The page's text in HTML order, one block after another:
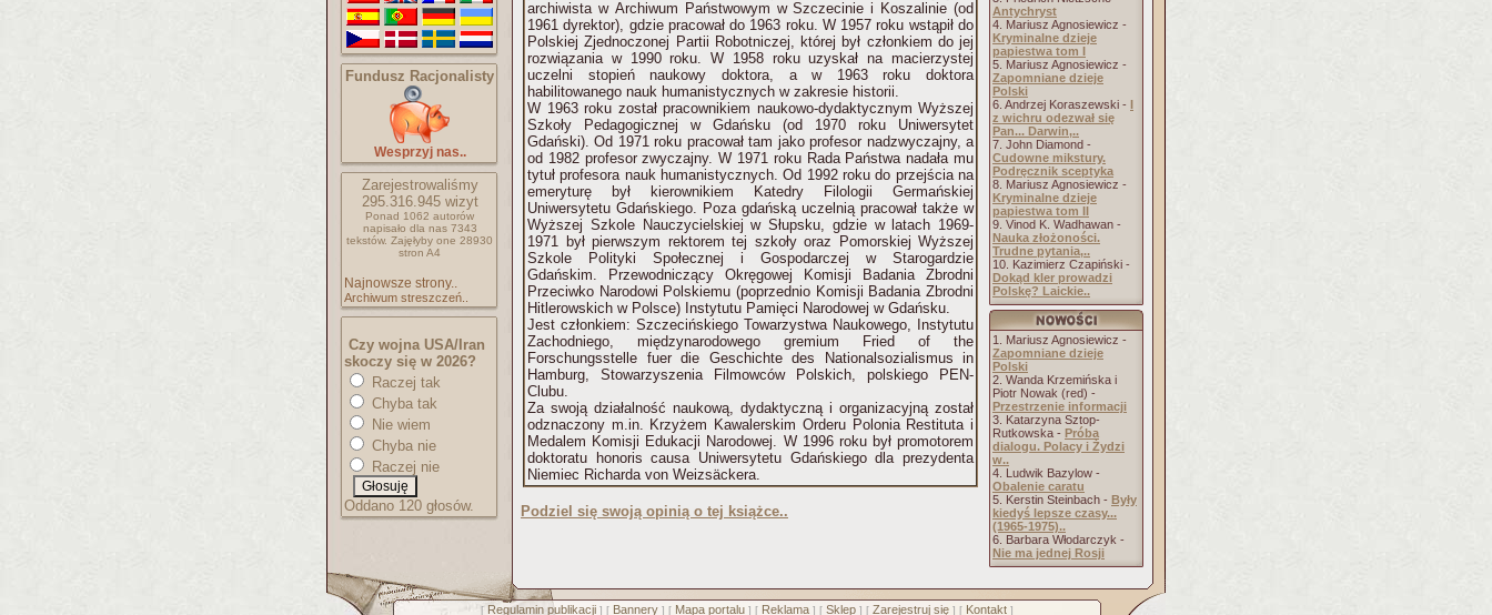
Fundusz Racjonalisty
Wesprzyj nas..
Zarejestrowaliśmy
295.316.945wizyt
Ponad 1062 autorów
napisało dla nas 7343
tekstów. Zajęłyby one 28930
stron A4
Najnowsze strony..
Archiwum streszczeń..
Czy wojna USA/Iran
skoczy się w 2026?
Raczej tak
Chyba tak
Nie wiem
Chyba nie
Raczej nie
Oddano 120 głosów.
archiwista w Archiwum Państwowym w Szczecinie i Koszalinie (od
1961 dyrektor), gdzie pracował do 1963 roku. W 1957 roku wstąpił do
Polskiej Zjednoczonej Partii Robotniczej, której był członkiem do jej
rozwiązania w 1990 roku. W 1958 roku uzyskał na macierzystej
uczelni stopień naukowy doktora, a w 1963 roku doktora
habilitowanego nauk humanistycznych w zakresie historii.
W 1963 roku został pracownikiem naukowo-dydaktycznym Wyższej
Szkoły Pedagogicznej w Gdańsku (od 1970 roku Uniwersytet
Gdański). Od 1971 roku pracował tam jako profesor nadzwyczajny, a
od 1982 profesor zwyczajny. W 1971 roku Rada Państwa nadała mu
tytuł profesora nauk humanistycznych. Od 1992 roku do przejścia na
emeryturę był kierownikiem Katedry Filologii Germańskiej
Uniwersytetu Gdańskiego. Poza gdańską uczelnią pracował także w
Wyższej Szkole Nauczycielskiej w Słupsku, gdzie w latach 1969-
1971 był pierwszym rektorem tej szkoły oraz Pomorskiej Wyższej
Szkole Polityki Społecznej i Gospodarczej w Starogardzie
Gdańskim. Przewodniczący Okręgowej Komisji Badania Zbrodni
Przeciwko Narodowi Polskiemu (poprzednio Komisji Badania Zbrodni
Hitlerowskich w Polsce) Instytutu Pamięci Narodowej w Gdańsku.
Jest członkiem: Szczecińskiego Towarzystwa Naukowego, Instytutu
Zachodniego, międzynarodowego gremium Fried of the
Forschungsstelle fuer die Geschichte des Nationalsozialismus in
Hamburg, Stowarzyszenia Filmowców Polskich, polskiego PEN-
Clubu.
Za swoją działalność naukową, dydaktyczną i organizacyjną został
odznaczony m.in. Krzyżem Kawalerskim Orderu Polonia Restituta i
Medalem Komisji Edukacji Narodowej. W 1996 roku był promotorem
doktoratu honoris causa Uniwersytetu Gdańskiego dla prezydenta
Niemiec Richarda von Weizsäckera.
Podziel się swoją opinią o tej książce..
Antychryst
4. Mariusz Agnosiewicz -
Kryminalne dzieje
papiestwa tom I
5. Mariusz Agnosiewicz -
Zapomniane dzieje
Polski
6. Andrzej Koraszewski - I
z wichru odezwał się
Pan... Darwin,..
7. John Diamond -
Cudowne mikstury.
Podręcznik sceptyka
8. Mariusz Agnosiewicz -
Kryminalne dzieje
papiestwa tom II
9. Vinod K. Wadhawan -
Nauka złożoności.
Trudne pytania,..
10. Kazimierz Czapiński -
Dokąd kler prowadzi
Polskę? Laickie..
1. Mariusz Agnosiewicz -
Zapomniane dzieje
Polski
2. Wanda Krzemińska i
Piotr Nowak (red) -
Przestrzenie informacji
3. Katarzyna Sztop-
Rutkowska - Próba
dialogu. Polacy i Żydzi
w..
4. Ludwik Bazylow -
Obalenie caratu
5. Kerstin Steinbach - Były
kiedyś lepsze czasy...
(1965-1975)..
6. Barbara Włodarczyk -
Nie ma jednej Rosji
[ Regulamin publikacji] [ Bannery] [ Mapa portalu] [ Reklama] [ Sklep] [ Zarejestruj się] [ Kontakt]